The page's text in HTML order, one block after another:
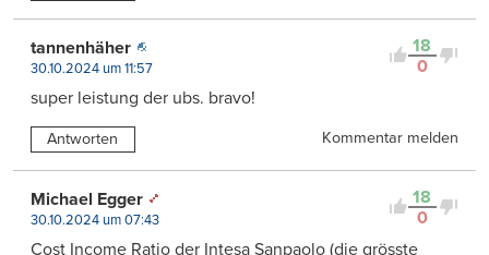
18
0
tannenhäher
30.10.2024 um 11:57
super leistung der ubs. bravo!
Antworten Kommentar melden
18
0
Michael Egger
30.10.2024 um 07:43
Cost Income Ratio der Intesa Sanpaolo (die grösste